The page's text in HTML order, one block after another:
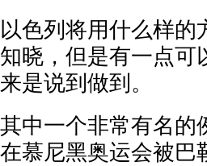
以色列将用什么样的
知晓，但是有一点可
来是说到做到。
其中一个非常有名的
在慕尼黑奥运会被巴